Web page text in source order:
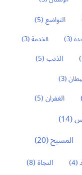
التواضع(5)
(3) الخدمة(3)
الذنب(5)
(3)
الغفران(5)
(14)
المسيح(20)
(4) النجاة(8)